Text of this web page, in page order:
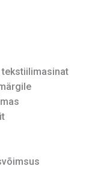
tekstiilimasinat